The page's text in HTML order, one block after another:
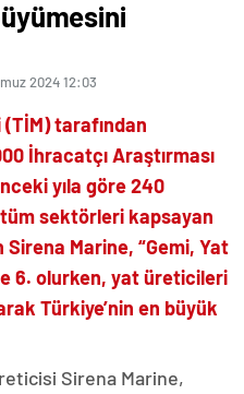
2024 12:03
tarafından
İhracatçı Araştırması
yıla göre 240
sektörleri kapsayan
Marine, “Gemi, Yat
6. olurken, yat üreticileri
Türkiye’nin en büyük
Sirena Marine,